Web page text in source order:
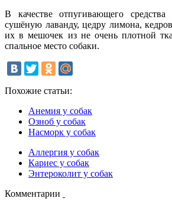
В качестве отпугивающего средства
сушёную лаванду, цедру лимона,
их в мешочек из не очень плотной
спальное место собаки.
Похожие статьи:
Анемия у собак
Озноб у собак
Насморк у собак
Аллергия у собак
Кариес у собак
Энтероколит у собак
Комментарии